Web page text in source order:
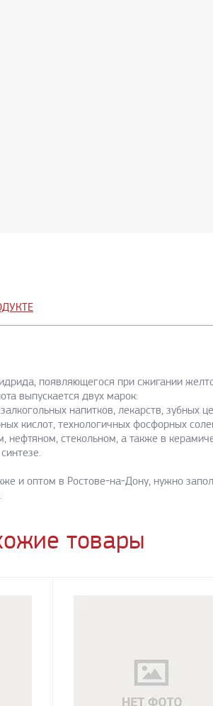
появляющегося при сжигании
выпускается двух марок:
напитков, лекарств, зубных
кислот, технологичных фосфорных
стекольном, а также в
и оптом в Ростове-на-Дону, нужно
товары